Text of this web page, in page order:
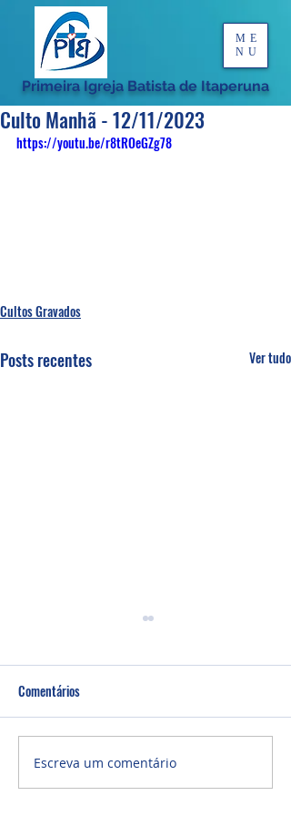
Primeira Igreja Batista de Itaperuna
ME
NU
Culto Manhã - 12/11/2023
https://youtu.be/r8tROeGZg78
Cultos Gravados
Posts recentes Ver tudo
Comentários
Escreva um comentário